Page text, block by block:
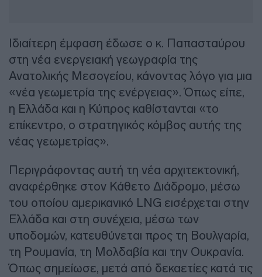
Ιδιαίτερη έμφαση έδωσε ο κ. Παπασταύρου
στη νέα ενεργειακή γεωγραφία της
Ανατολικής Μεσογείου, κάνοντας λόγο για μια
«νέα γεωμετρία της ενέργειας». Όπως είπε,
η Ελλάδα και η Κύπρος καθίστανται «το
επίκεντρο, ο στρατηγικός κόμβος αυτής της
νέας γεωμετρίας».
Περιγράφοντας αυτή τη νέα αρχιτεκτονική,
αναφέρθηκε στον Κάθετο Διάδρομο, μέσω
του οποίου αμερικανικό LNG εισέρχεται στην
Ελλάδα και στη συνέχεια, μέσω των
υποδομών, κατευθύνεται προς τη Βουλγαρία,
τη Ρουμανία, τη Μολδαβία και την Ουκρανία.
Όπως σημείωσε, μετά από δεκαετίες κατά τις